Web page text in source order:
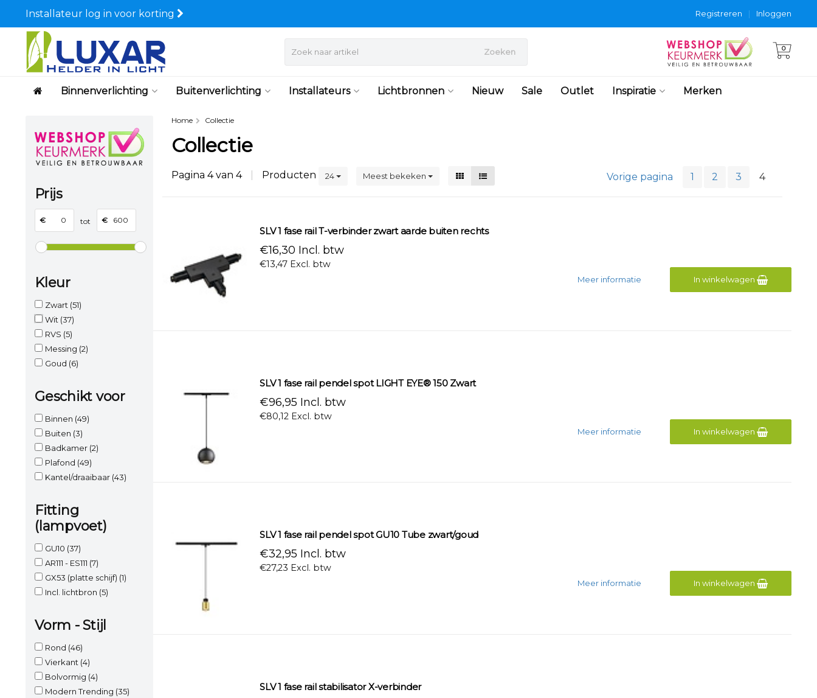
Installateur log in voor korting Inloggen
|
Registreren
Zoeken 0
Binnenverlichting Buitenverlichting Installateurs Lichtbronnen Nieuw Sale Outlet Inspiratie Merken
Prijs
€ tot €
Kleur
Zwart (51)
Wit (37)
RVS (5)
Messing (2)
Goud (6)
Geschikt voor
Binnen (49)
Buiten (3)
Badkamer (2)
Plafond (49)
Kantel/draaibaar (43)
Fitting
(lampvoet)
GU10 (37)
AR111 - ES111 (7)
GX53 (platte schijf) (1)
Incl. lichtbron (5)
Vorm - Stijl
Rond (46)
Vierkant (4)
Bolvormig (4)
Modern Trending (35)
Home Collectie
Collectie
Pagina 4 van 4 Producten 24 Meest bekeken Vorige pagina 1 2 3 4
SLV 1 fase rail T-verbinder zwart aarde buiten rechts
€16,30 Incl. btw
€13,47 Excl. btw
In winkelwagen
Meer informatie
SLV 1 fase rail pendel spot LIGHT EYE® 150 Zwart
€96,95 Incl. btw
€80,12 Excl. btw
In winkelwagen
Meer informatie
SLV 1 fase rail pendel spot GU10 Tube zwart/goud
€32,95 Incl. btw
€27,23 Excl. btw
In winkelwagen
Meer informatie
SLV 1 fase rail stabilisator X-verbinder